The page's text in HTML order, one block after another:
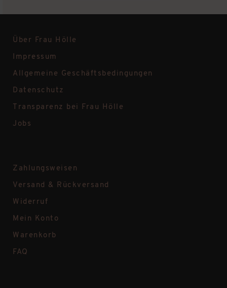
Über Frau Hölle
Impressum
Allgemeine Geschäftsbedingungen
Datenschutz
Transparenz bei Frau Hölle
Jobs
Zahlungsweisen
Versand & Rückversand
Widerruf
Mein Konto
Warenkorb
FAQ